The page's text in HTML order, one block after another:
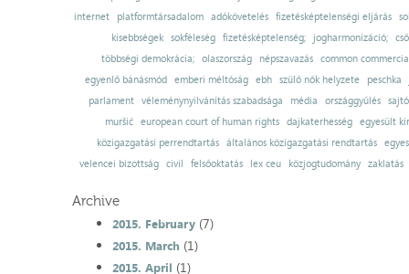
internet
platformtársadalom adókövetelés fizetésképtelenségi eljárás
kisebbségek sokféleség fizetésképtelenség; jogharmonizáció;
többségi demokrácia; olaszország népszavazás common
egyenlő bánásmód emberi méltóság ebh szülő nők helyzete
peschka
parlament
véleménynyilvánítás szabadsága média országgyűlés
muršić
european court of human rights dajkaterhesség
egyesült
közigazgatási perrendtartás
általános közigazgatási rendtartás
velencei bizottság
civil felsőoktatás lex ceu közjogtudomány zaklatás
Archive
2015. February(7)
2015. March (1)
2015. April (1)